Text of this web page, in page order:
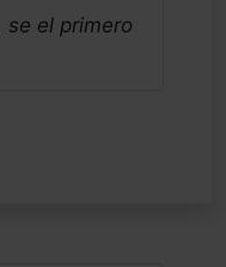
por su
nos
en el pajar
se el primero